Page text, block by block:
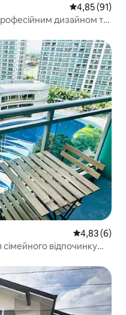
Середня
4,85 (91)
дизайном та
Середня
4,83 (6)
відпочинку